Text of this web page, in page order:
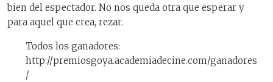
bien del espectador. No nos queda otra que esperar y
para aquel que crea, rezar.
Todos los ganadores:
http://premiosgoya.academiadecine.com/ganadores
/